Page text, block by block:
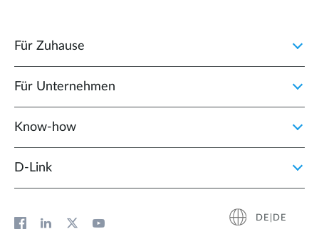
Für Zuhause
Für Unternehmen
Know-how
D‑Link
DE|DE